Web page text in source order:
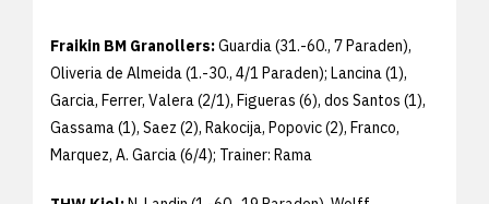
Fraikin BM Granollers:Guardia (31.-60., 7 Paraden),
Oliveria de Almeida (1.-30., 4/1 Paraden); Lancina (1),
Garcia, Ferrer, Valera (2/1), Figueras (6), dos Santos (1),
Gassama (1), Saez (2), Rakocija, Popovic (2), Franco,
Marquez, A. Garcia (6/4); Trainer: Rama